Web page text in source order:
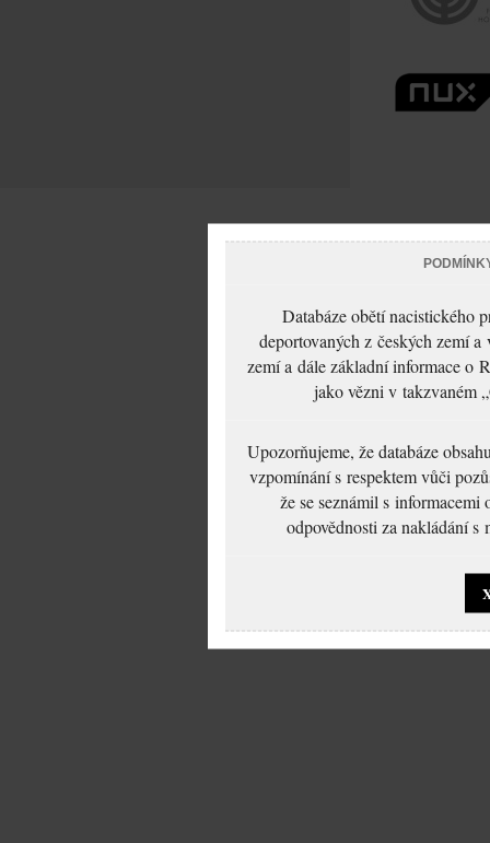
Databáze obětí nacistického
deportovaných z českých zemí
zemí a dále základní informace o
jako vězni v takzvaném
Upozorňujeme, že databáze
vzpomínání s respektem vůči
že se seznámil s
odpovědnosti za nakládání